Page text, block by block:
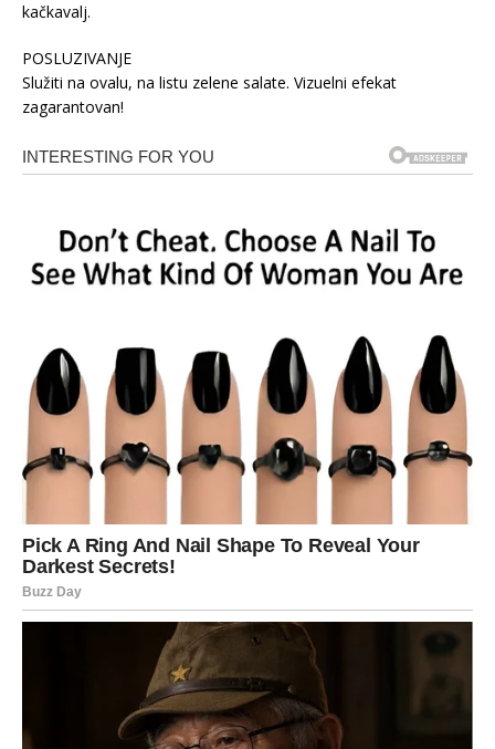
kačkavalj.
POSLUZIVANJE
Služiti na ovalu, na listu zelene salate. Vizuelni efekat
zagarantovan!